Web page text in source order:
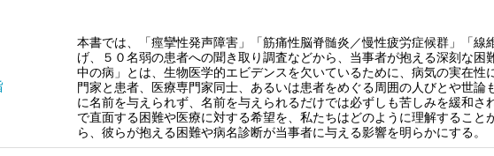
本書では、「痙攣性発声障害」「筋痛性脳脊髄炎／慢性疲労症候群」「
げ、５０名弱の患者への聞き取り調査などから、当事者が抱える深刻な
中の病」とは、生物医学的エビデンスを欠いているために、病気の実在
門家と患者、医療専門家同士、あるいは患者をめぐる周囲の人びとや世
に名前を与えられず、名前を与えられるだけでは必ずしも苦しみを緩和
で直面する困難や医療に対する希望を、私たちはどのように理解するこ
ら、彼らが抱える困難や病名診断が当事者に与える影響を明らかにする。